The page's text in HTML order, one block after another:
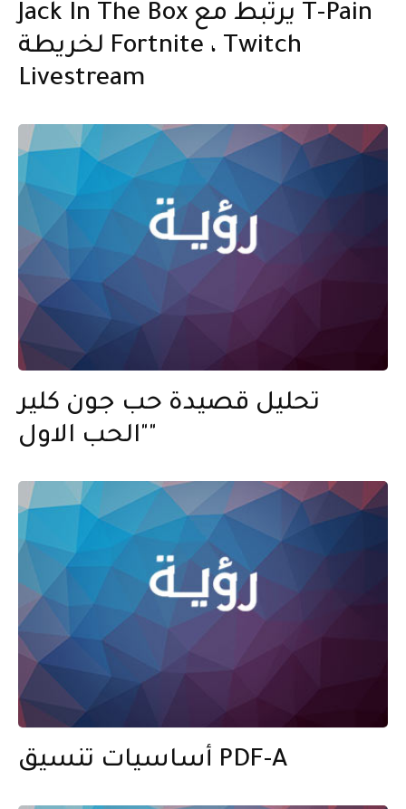
Jack In The Box يرتبط مع T-Pain
لخريطة Fortnite ، Twitch
Livestream
تحليل قصيدة حب جون كلير
"الحب الاول"
أساسيات تنسيق PDF-A